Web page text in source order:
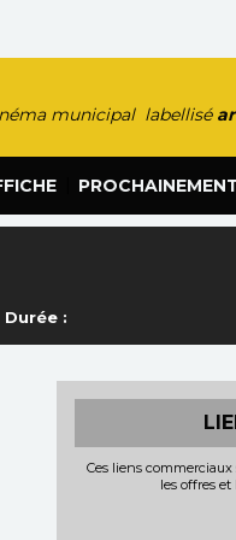
municipal labellisé
Durée :
Ces liens
les offres